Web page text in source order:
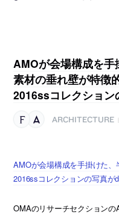
AMOが会場構成を手
素材の垂れ壁が特徴
2016ssコレクション
ARCHITECTURE
AMOが会場構成を手掛けた
2016ssコレクションの写真が
OMAのリサーチセクション